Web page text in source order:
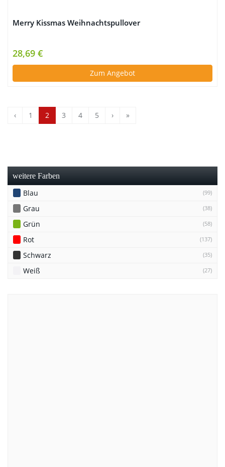
Merry Kissmas Weihnachtspullover
28,69 €
Zum Angebot
‹ 1 2 3 4 5 › »
weitere Farben
Blau (99)
Grau (38)
Grün (58)
Rot (137)
Schwarz (35)
Weiß (27)